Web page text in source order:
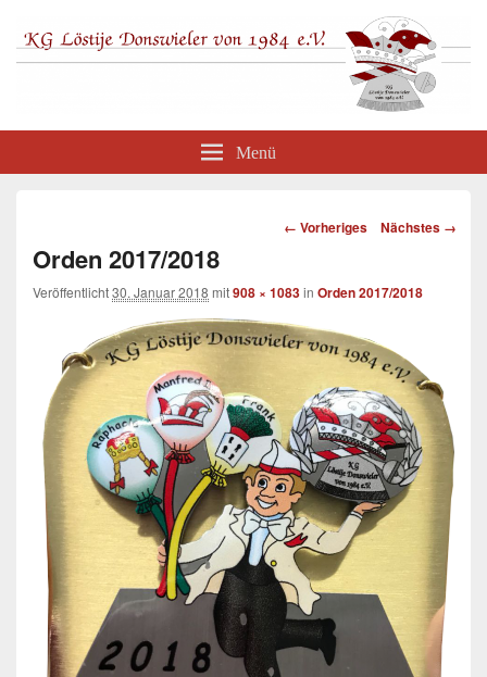
KG Löstije Donswieler von1984 e.V.
Menü
Bilder-
← Vorheriges Nächstes →
Orden 2017/2018
Veröffentlicht30. Januar 2018 mit908 × 1083in Orden 2017/2018